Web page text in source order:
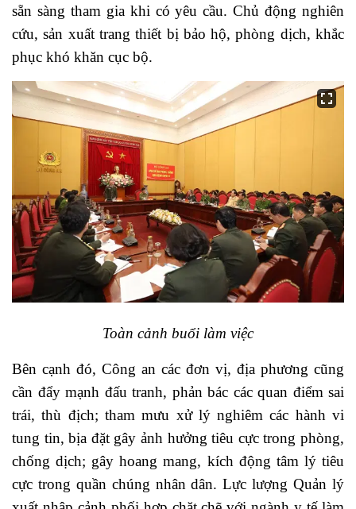
sẵn sàng tham gia khi có yêu cầu. Chủ động nghiên
cứu, sản xuất trang thiết bị bảo hộ, phòng dịch, khắc
phục khó khăn cục bộ.
Toàn cảnh buổi làm việc
Bên cạnh đó, Công an các đơn vị, địa phương cũng
cần đẩy mạnh đấu tranh, phản bác các quan điểm sai
trái, thù địch; tham mưu xử lý nghiêm các hành vi
tung tin, bịa đặt gây ảnh hưởng tiêu cực trong phòng,
chống dịch; gây hoang mang, kích động tâm lý tiêu
cực trong quần chúng nhân dân.Lực lượng Quản lý